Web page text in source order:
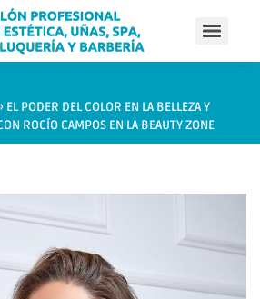
EL PODER DEL COLOR EN LA BELLEZA Y
ROCÍO CAMPOS EN LA BEAUTY ZONE